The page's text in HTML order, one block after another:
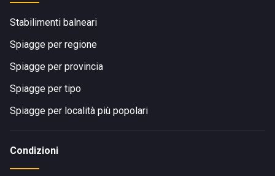
Stabilimenti balneari
Spiagge per regione
Spiagge per provincia
Spiagge per tipo
Spiagge per località più popolari
Condizioni